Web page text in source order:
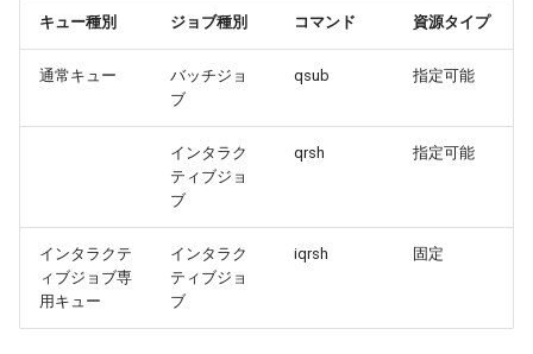
5.2.1.3.2. SMP並列
5.2.1.3.3. MPI並列
5.2.1.3.4. プロセス並列/
スレッド並列(ハイブリ
ッド, MPI+OpenMP)
5.2.1.4. ジョブの投入
5.2.1.5. ジョブの状態確認
キュー種別 ジョブ種別 コマンド 資源タイプ
通常キュー
バッチジョ
ブ
qsub 指定可能
インタラク
ティブジョ
ブ
qrsh 指定可能
インタラクテ
ィブジョブ専
用キュー
インタラク
ティブジョ
ブ
iqrsh 固定